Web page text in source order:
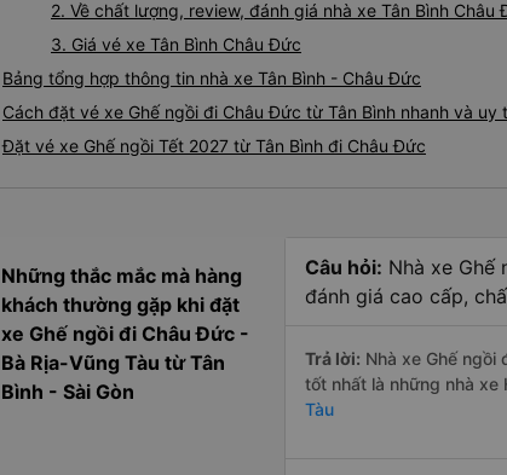
2. Về chất lượng, review, đánh giá nhà xe Tân Bình Châu
3. Giá vé xe Tân Bình Châu Đức
Bảng tổng hợp thông tin nhà xe Tân Bình - Châu Đức
Cách đặt vé xe Ghế ngồi đi Châu Đức từ Tân Bình nhanh và uy
Đặt vé xe Ghế ngồi Tết 2027 từ Tân Bình đi Châu Đức
Những thắc mắc mà hàng
khách thường gặp khi đặt
xe Ghế ngồi đi Châu Đức -
Bà Rịa-Vũng Tàu từ Tân
Bình - Sài Gòn
Câu hỏi: Nhà xe Ghế
đánh giá cao cấp,
Trả lời: Nhà xe Ghế ngồi
tốt nhất là những nhà xe
Tàu